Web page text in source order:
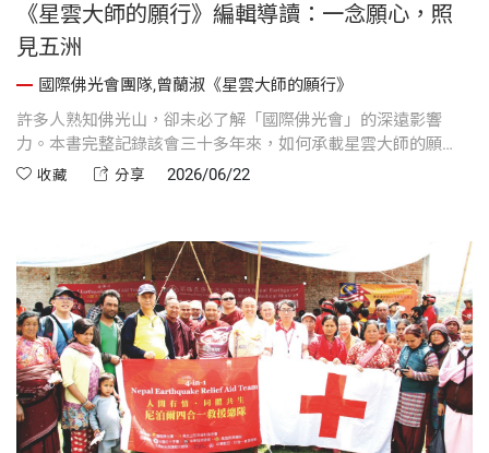
《星雲大師的願行》編輯導讀：一念願心，照
見五洲
國際佛光會團隊,曾蘭淑《星雲大師的願行》
許多人熟知佛光山，卻未必了解「國際佛光會」的深遠影響
力。本書完整記錄該會三十多年來，如何承載星雲大師的願
心，將「人間佛教」的理念從臺灣成功推向全球五大洲，並轉
收藏 分享 2026/06/22